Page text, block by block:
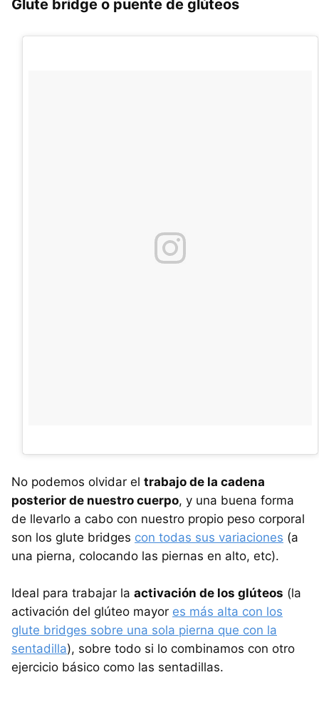
Glute bridge o puente de glúteos
No podemos olvidar el trabajo de la cadena
posterior de nuestro cuerpo, y una buena forma
de llevarlo a cabo con nuestro propio peso corporal
son los glute bridges con todas sus variaciones (a
una pierna, colocando las piernas en alto, etc).
Ideal para trabajar la activación de los glúteos (la
activación del glúteo mayor es más alta con los
glute bridges sobre una sola pierna que con la
sentadilla), sobre todo si lo combinamos con otro
ejercicio básico como las sentadillas.